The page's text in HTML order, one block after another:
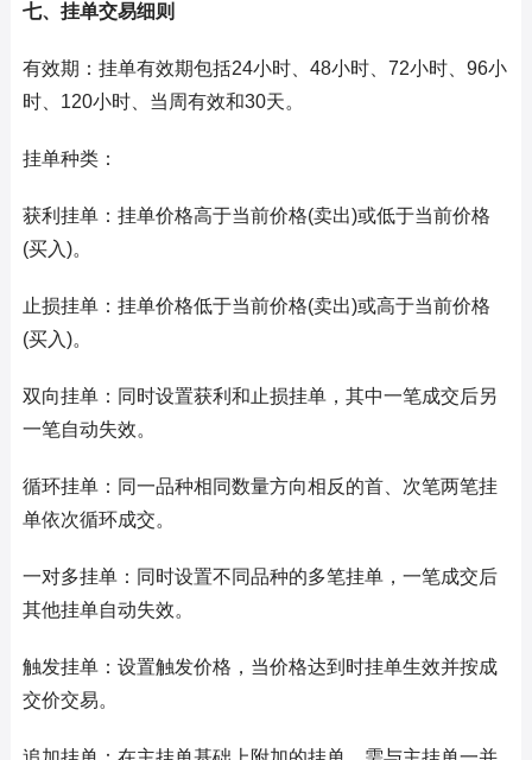
七、挂单交易细则
有效期：挂单有效期包括24小时、48小时、72小时、96小
时、120小时、当周有效和30天。
挂单种类：
获利挂单：挂单价格高于当前价格(卖出)或低于当前价格
(买入)。
止损挂单：挂单价格低于当前价格(卖出)或高于当前价格
(买入)。
双向挂单：同时设置获利和止损挂单，其中一笔成交后另
一笔自动失效。
循环挂单：同一品种相同数量方向相反的首、次笔两笔挂
单依次循环成交。
一对多挂单：同时设置不同品种的多笔挂单，一笔成交后
其他挂单自动失效。
触发挂单：设置触发价格，当价格达到时挂单生效并按成
交价交易。